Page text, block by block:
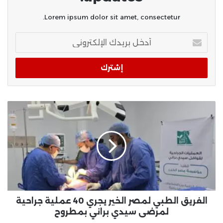
Lorem ipsum dolor sit amet, consectetur.
بريدك
الإلكتروني
الفريق الطبي لمصر الخير يجري 40 عملية جراحية
لمرضى سيدي براني بمطروح